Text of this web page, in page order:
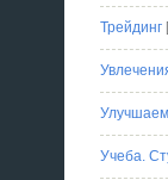
Трейдинг
Учеба.